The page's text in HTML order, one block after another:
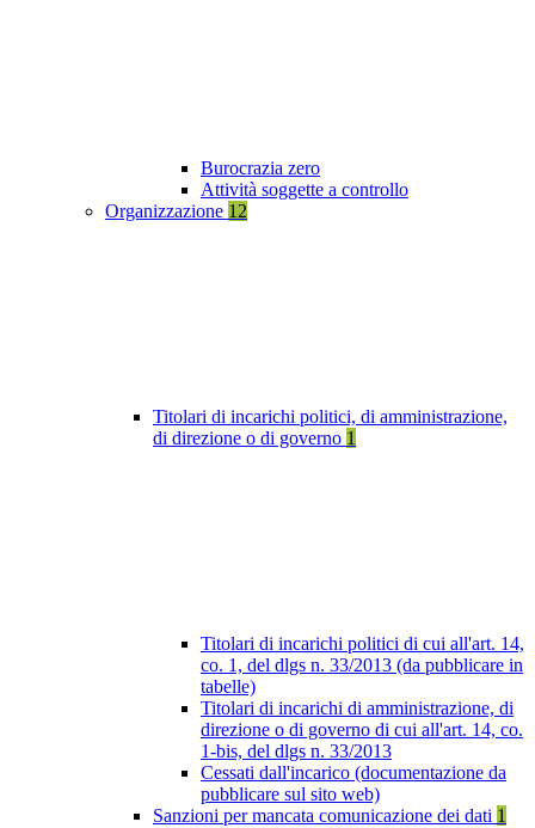
Burocrazia zero
Attività soggette a controllo
Organizzazione 12
Titolari di incarichi politici, di amministrazione,
di direzione o di governo 1
Titolari di incarichi politici di cui all'art. 14,
co. 1, del dlgs n. 33/2013 (da pubblicare in
tabelle)
Titolari di incarichi di amministrazione, di
direzione o di governo di cui all'art. 14, co.
1-bis, del dlgs n. 33/2013
Cessati dall'incarico (documentazione da
pubblicare sul sito web)
Sanzioni per mancata comunicazione dei dati 1